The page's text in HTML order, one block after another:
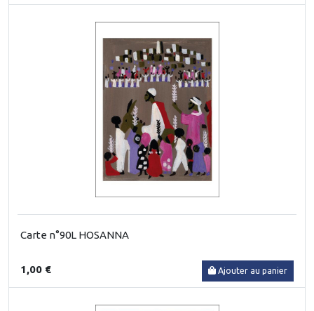
Carte n°90L HOSANNA
1,00 € Ajouter au panier